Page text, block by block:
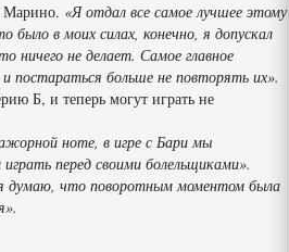
«Я отдал все самое лучшее этому
было в моих силах, конечно, я допускал
ничего не делает. Самое главное
постараться больше не повторять их».
Б, и теперь могут играть не
ноте, в игре с Бари мы
перед своими болельщиками».
думаю, что поворотным моментом была